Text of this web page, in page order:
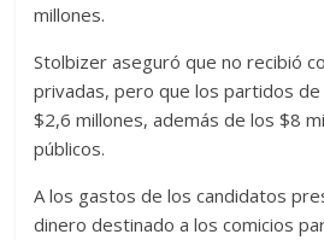
millones.
Stolbizer aseguró que no recibió
privadas, pero que los partidos de
$2,6 millones, además de los $8
públicos.
A los gastos de los candidatos
dinero destinado a los comicios